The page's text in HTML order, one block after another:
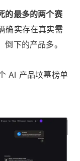
的最多的两个赛
确实存在真实需
下的产品多。
AI 产品坟墓榜单